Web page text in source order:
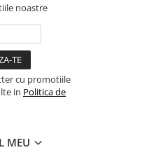
noastre
cu promotiile
in Politica de
MEU